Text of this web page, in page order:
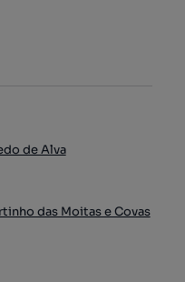
de Alva
das Moitas e Covas